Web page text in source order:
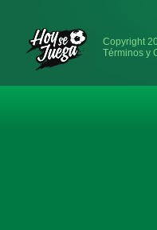
Copyright
Términos y